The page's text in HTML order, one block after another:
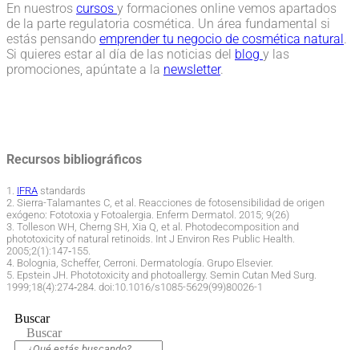
En nuestros cursos y formaciones online vemos apartados
de la parte regulatoria cosmética. Un área fundamental si
estás pensando emprender tu negocio de cosmética natural .
Si quieres estar al día de las noticias del blog y las
promociones, apúntate a la newsletter.
Recursos bibliográficos
1. IFRA standards
2. Sierra-Talamantes C, et al. Reacciones de fotosensibilidad de origen
exógeno: Fototoxia y Fotoalergia. Enferm Dermatol. 2015; 9(26)
3. Tolleson WH, Cherng SH, Xia Q, et al. Photodecomposition and
phototoxicity of natural retinoids. Int J Environ Res Public Health.
2005;2(1):147‐155.
4. Bolognia, Scheffer, Cerroni. Dermatología. Grupo Elsevier.
5. Epstein JH. Phototoxicity and photoallergy. Semin Cutan Med Surg.
1999;18(4):274‐284. doi:10.1016/s1085-5629(99)80026-1
Buscar
Buscar